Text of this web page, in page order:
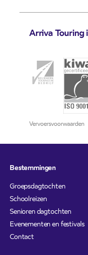
Arriva Touring
Vervoersvoorwaarden
Bestemmingen
Groepsdagtochten
Schoolreizen
Senioren dagtochten
Evenementen en festivals
Contact